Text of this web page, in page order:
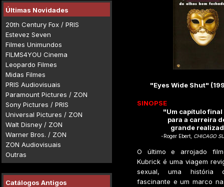
Últimas Novidades
20th Century Fox / PRIS
Estevez Seven
Filmes Unimundos
FILMS4YOU Cinema
Leopardo Filmes
Midas Filmes
PRIS Audiovisuais
Paramount Pictures / ZON
Sony Pictures / PRIS
Universal Pictures / ZON
Walt Disney / ZON
Warner Bros. / ZON
ZON Audiovisuais
Outras
Catálogos Antigos
"Eyes Wide Shut"
SINOPSE
"Um capítulo
para a carreira
grande
-Roger Ebert, CHICAGO
O último e arrojado
Kubrick é uma viagem
sexual, uma
fascinante e um marco